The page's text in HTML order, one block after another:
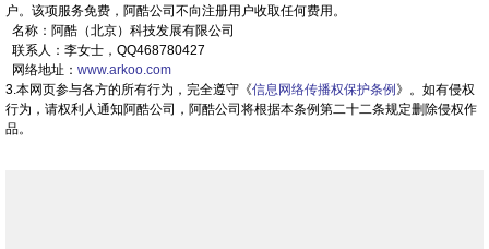
户。该项服务免费，阿酷公司不向注册用户收取任何费用。
名称：阿酷（北京）科技发展有限公司
联系人：李女士，QQ468780427
网络地址： www.arkoo.com
3.本网页参与各方的所有行为，完全遵守《信息网络传播权保护条例》。如有侵权
行为，请权利人通知阿酷公司，阿酷公司将根据本条例第二十二条规定删除侵权作
品。